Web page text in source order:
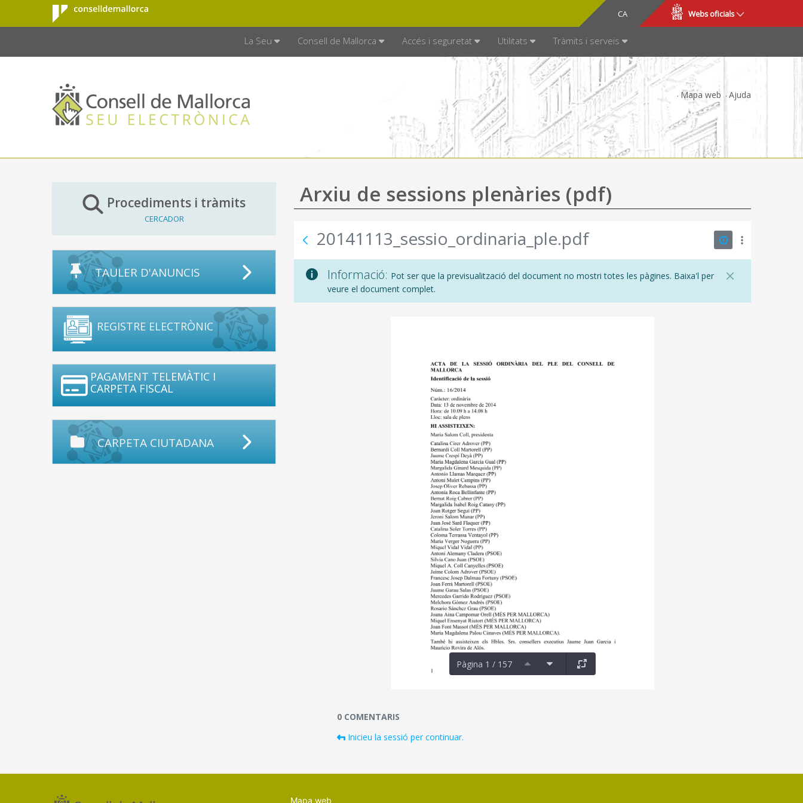
Salta al contingut principal
Consell de
Mallorca
CA
ES Webs oficials
La Seu Consell de Mallorca Accés i seguretat Utilitats Tràmits i serveis
Mapa web Ajuda
Procediments i tràmits
CERCADOR
TAULER D'ANUNCIS
REGISTRE ELECTRÒNIC
PAGAMENT TELEMÀTIC I
CARPETA FISCAL
CARPETA CIUTADANA
Arxiu de sessions plenàries (pdf)
20141113_sessio_ordinaria_ple.pdf
Informació: Pot ser que la previsualització del document no mostri totes les pàgines. Baixa'l per
veure el document complet.
Pàgina 1 / 157
Documents i fitxers multimèdia
0 COMENTARIS
Inicieu la sessió per continuar.
Mapa web